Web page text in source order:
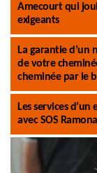
Amecourt qui
exigeants
La garantie
de votre
cheminée par le
Les services
avec SOS